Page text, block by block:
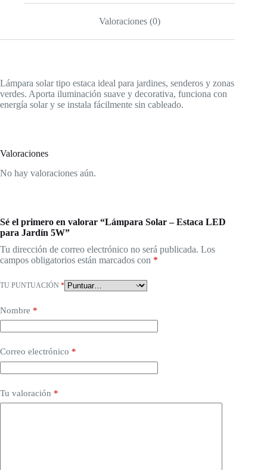
Valoraciones (0)
Lámpara solar tipo estaca ideal para jardines, senderos y zonas
verdes. Aporta iluminación suave y decorativa, funciona con
energía solar y se instala fácilmente sin cableado.
Valoraciones
No hay valoraciones aún.
Sé el primero en valorar “Lámpara Solar – Estaca LED
para Jardín 5W”
Tu dirección de correo electrónico no será publicada. Los
campos obligatorios están marcados con *
TU PUNTUACIÓN *
Nombre *
Correo electrónico *
Tu valoración *